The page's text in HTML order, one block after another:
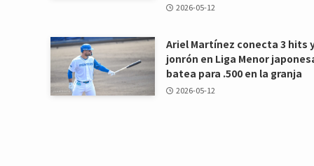
2026-05-12
Ariel Martínez conecta 3 hits
jonrón en Liga Menor
batea para .500 en la granja
2026-05-12